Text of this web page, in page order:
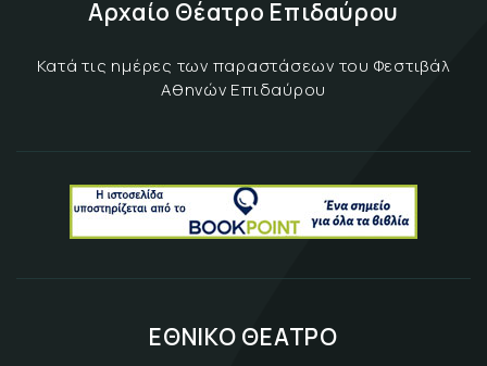
Αρχαίο Θέατρο Επιδαύρου
Κατά τις ημέρες των παραστάσεων του Φεστιβάλ
Αθηνών Επιδαύρου
ΕΘΝΙΚΟ ΘΕΑΤΡΟ